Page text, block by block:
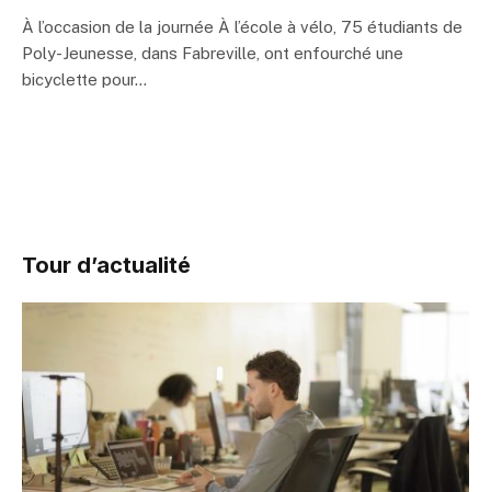
À l’occasion de la journée À l’école à vélo, 75 étudiants de
Poly-Jeunesse, dans Fabreville, ont enfourché une
bicyclette pour…
Tour d’actualité